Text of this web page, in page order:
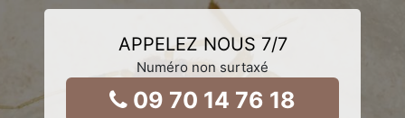
APPELEZ NOUS 7/7
Numéro non surtaxé
09 70 14 76 18